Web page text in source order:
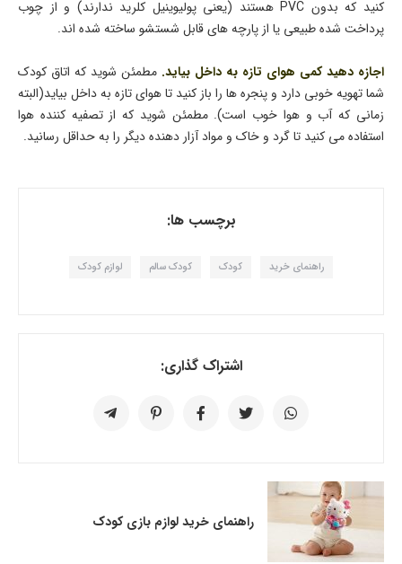
کنید که بدون PVC هستند (یعنی پولیوینیل کلرید ندارند) و از چوب
پرداخت شده طبیعی یا از پارچه های قابل شستشو ساخته شده اند.
اجازه دهید کمی هوای تازه به داخل بیاید. مطمئن شوید که اتاق کودک
شما تهویه خوبی دارد و پنجره ها را باز کنید تا هوای تازه به داخل بیاید(البته
زمانی که آب و هوا خوب است). مطمئن شوید که از تصفیه کننده هوا
استفاده می کنید تا گرد و خاک و مواد آزار دهنده دیگر را به حداقل رسانید.
برچسب ها:
راهنمای خرید کودک کودک سالم لوازم کودک
اشتراک گذاری:
راهنمای خرید لوازم بازی کودک